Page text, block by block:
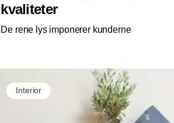
kvaliteter
De rene lys imponerer kunderne
Interior